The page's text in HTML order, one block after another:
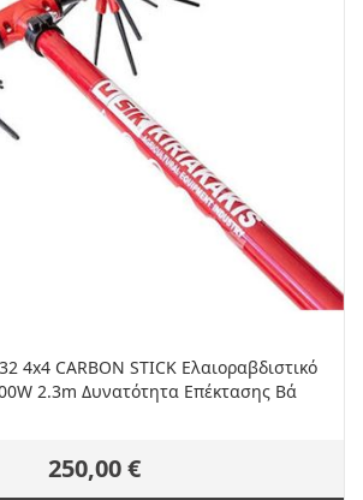
4x4 CARBON STICK Ελαιοραβδιστικό
2.3m Δυνατότητα Επέκτασης Βά
250,00 €